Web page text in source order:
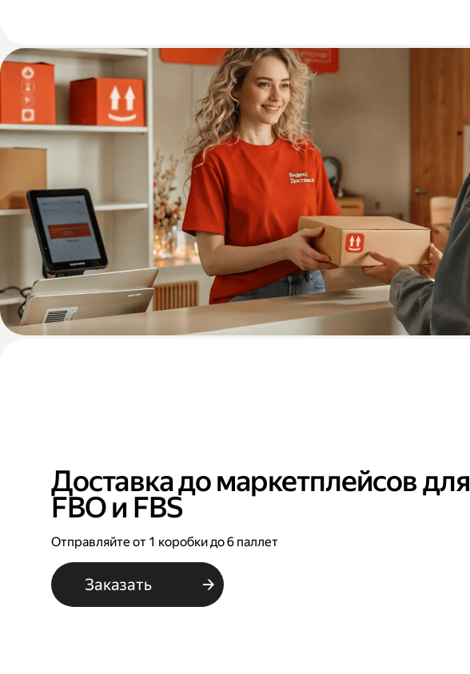
Доставка до маркетплейсов для
FBO и FBS
Отправляйте от 1 коробки до 6 паллет
Заказать